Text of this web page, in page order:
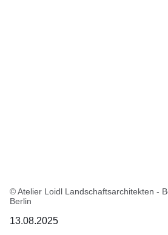
© Atelier Loidl Landschaftsarchitekten -
Berlin
13.08.2025